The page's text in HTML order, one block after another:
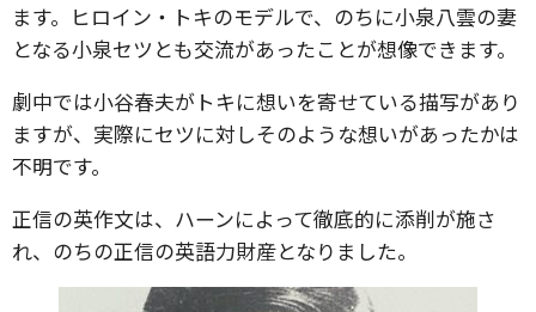
ます。ヒロイン・トキのモデルで、のちに小泉八雲の妻
となる小泉セツとも交流があったことが想像できます。
劇中では小谷春夫がトキに想いを寄せている描写があり
ますが、実際にセツに対しそのような想いがあったかは
不明です。
正信の英作文は、ハーンによって徹底的に添削が施さ
れ、のちの正信の英語力財産となりました。